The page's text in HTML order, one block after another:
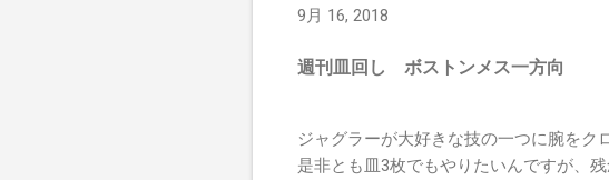
9月 16, 2018
週刊皿回し ボストンメス一方向
ジャグラーが大好きな技の一つに腕をク
是非とも皿3枚でもやりたいんですが、